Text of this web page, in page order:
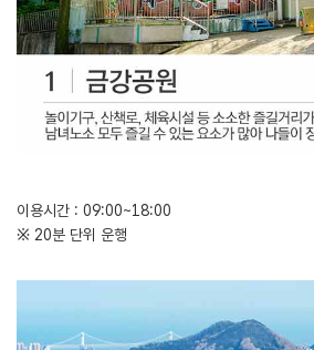
이용시간 : 09:00~18:00
※ 20분 단위 운행